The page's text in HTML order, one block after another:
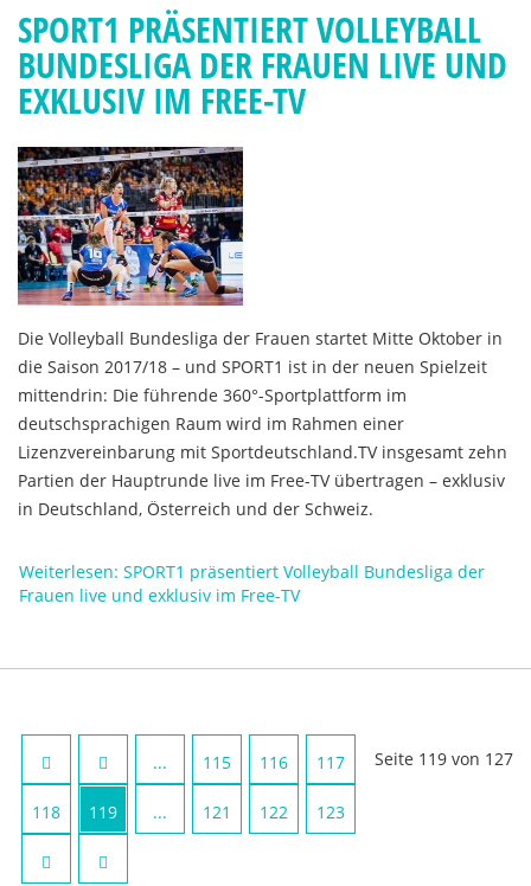
SPORT1 PRÄSENTIERT VOLLEYBALL
BUNDESLIGA DER FRAUEN LIVE UND
EXKLUSIV IM FREE-TV
Die Volleyball Bundesliga der Frauen startet Mitte Oktober in
die Saison 2017/18 – und SPORT1 ist in der neuen Spielzeit
mittendrin: Die führende 360°-Sportplattform im
deutschsprachigen Raum wird im Rahmen einer
Lizenzvereinbarung mit Sportdeutschland.TV insgesamt zehn
Partien der Hauptrunde live im Free-TV übertragen – exklusiv
in Deutschland, Österreich und der Schweiz.
Weiterlesen: SPORT1 präsentiert Volleyball Bundesliga der
Frauen live und exklusiv im Free-TV
Seite 119 von 127
... 115 116 117
118 119 ... 121 122 123